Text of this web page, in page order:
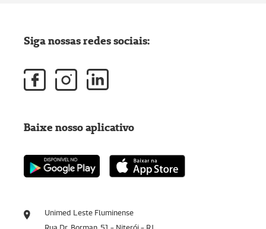
Unimed Leste Fluminense
Siga nossas redes sociais:
Baixe nosso aplicativo